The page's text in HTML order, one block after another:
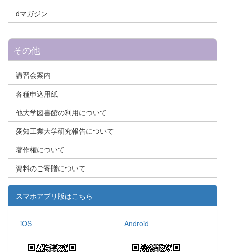
dマガジン
その他
講習会案内
各種申込用紙
他大学図書館の利用について
愛知工業大学研究報告について
著作権について
資料のご寄贈について
スマホアプリ版はこちら
iOS Android